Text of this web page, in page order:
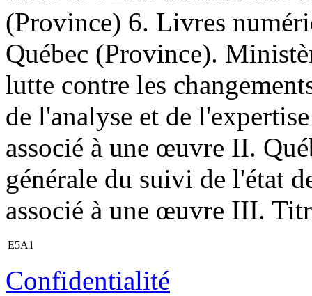
(Province) 6. Livres
Québec (Province).
lutte contre les
de l'analyse et de
associé à une œuvre II.
générale du suivi de l'état
associé à une œuvre III.
E5A1
Confidentialité